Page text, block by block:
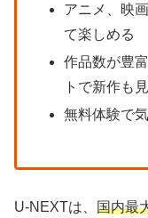
アニメ、映
て楽しめる
作品数が豊
トで新作も
無料体験で
U-NEXTは、 国内最